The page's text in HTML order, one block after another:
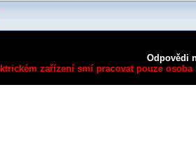
Odpovědi
zařízení smí pracovat pouze